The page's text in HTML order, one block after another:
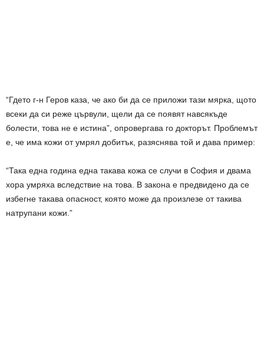
“Гдето г-н Геров каза, че ако би да се приложи тази мярка, щото
всеки да си реже цървули, щели да се появят навсякъде
болести, това не е истина”, опровергава го докторът. Проблемът
е, че има кожи от умрял добитък, разяснява той и дава пример:
“Така една година една такава кожа се случи в София и двама
хора умряха вследствие на това. В закона е предвидено да се
избегне такава опасност, която може да произлезе от такива
натрупани кожи.”